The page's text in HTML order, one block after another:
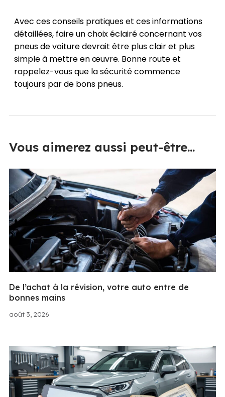
Avec ces conseils pratiques et ces informations
détaillées, faire un choix éclairé concernant vos
pneus de voiture devrait être plus clair et plus
simple à mettre en œuvre. Bonne route et
rappelez-vous que la sécurité commence
toujours par de bons pneus.
Vous aimerez aussi peut-être...
août 3, 2026
De l’achat à la révision, votre auto entre de
bonnes mains